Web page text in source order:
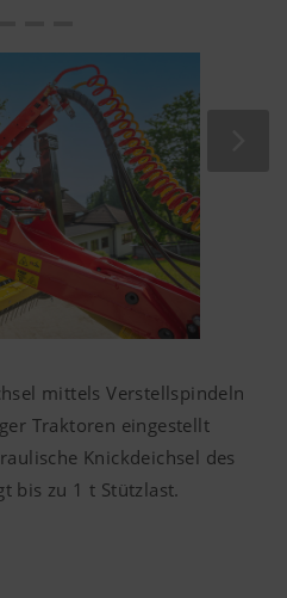
Daher setzen wir
Cookies) ein,
und auswerten, welche
genutzt werden und wie
werden.
des
Dauer
der
6 Monate
mittels Verstellspindeln
Traktoren eingestellt
Knickdeichsel des
bis zu 1 t Stützlast.